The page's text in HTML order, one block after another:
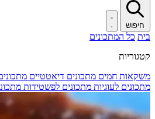
חיפוש
בית כל המתכונים
קטגוריות
משקאות חמים מתכונים דיאטטיים
מתכונים לעוגיות מתכונים לפשטידות